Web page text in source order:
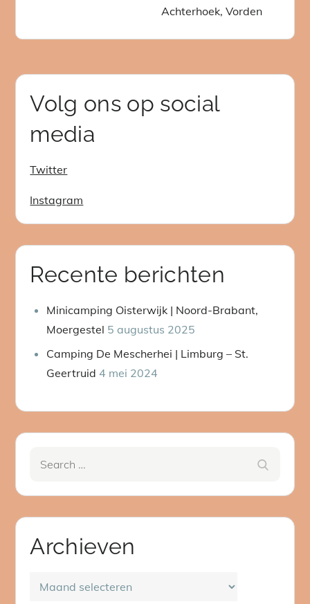
Achterhoek, Vorden
Volg ons op social
media
Twitter
Instagram
Recente berichten
Minicamping Oisterwijk | Noord-Brabant,
Moergestel 5 augustus 2025
Camping De Mescherhei | Limburg – St.
Geertruid 4 mei 2024
Archieven
Archieven